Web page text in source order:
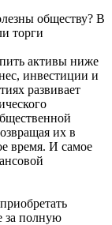
обществу? В
торги
активы ниже
инвестиции и
развивает
их в
время. И самое
за полную